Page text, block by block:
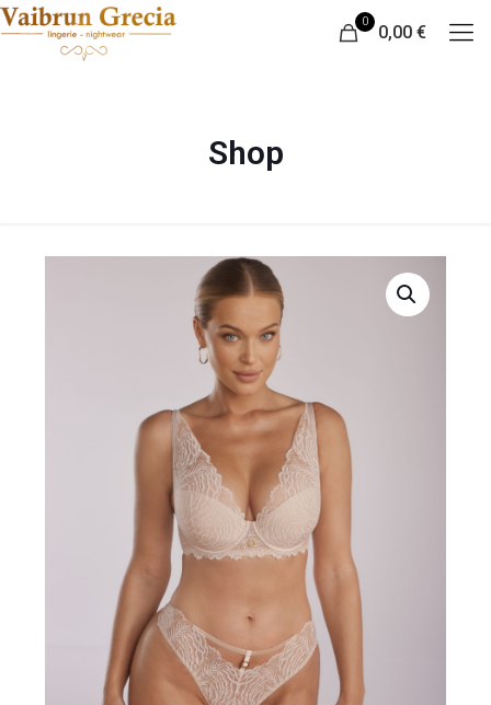
0
0,00 €
Shop